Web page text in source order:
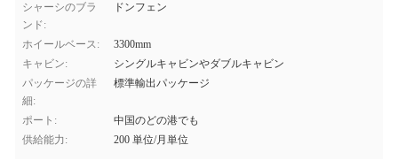
シャーシのブラ
ンド:
ドンフェン
ホイールベース:
3300mm
キャビン:
シングルキャビンやダブルキャビン
パッケージの詳
細:
標準輸出パッケージ
ポート:
中国のどの港でも
供給能力:
200 単位/月単位